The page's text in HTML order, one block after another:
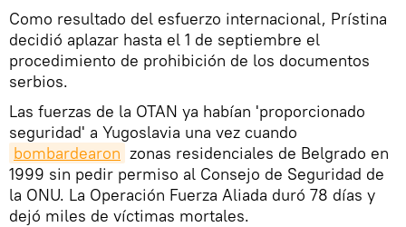
Como resultado del esfuerzo internacional, Prístina
decidió aplazar hasta el 1 de septiembre el
procedimiento de prohibición de los documentos
serbios.
Las fuerzas de la OTAN ya habían 'proporcionado
seguridad' a Yugoslavia una vez cuando
bombardearon zonas residenciales de Belgrado en
1999 sin pedir permiso al Consejo de Seguridad de
la ONU. La Operación Fuerza Aliada duró 78 días y
dejó miles de víctimas mortales.